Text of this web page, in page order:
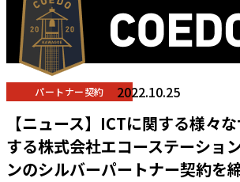
パートナー契約 2022.10.25
【ニュース】ICTに関する様々
する株式会社エコーステーショ
ンのシルバーパートナー契約を